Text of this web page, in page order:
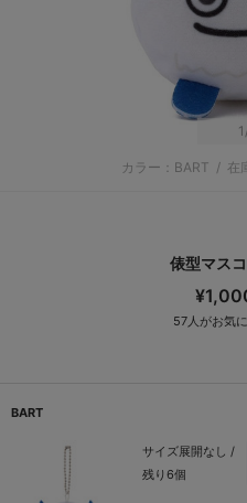
1
カラー：BART / 在
俵型マス
57人がお気
BART
サイズ展開なし /
残り6個